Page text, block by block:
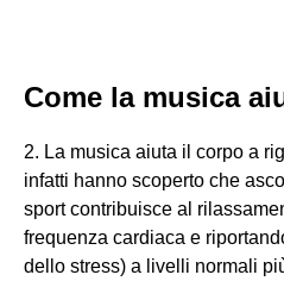
Come la musica
2. La musica aiuta il corpo a
infatti hanno scoperto che
sport contribuisce al
frequenza cardiaca e
dello stress) a livelli normali